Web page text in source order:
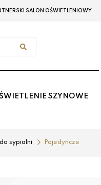
SALON OŚWIETLENIOWY
SZYNOWE
sypialni Pojedyncze